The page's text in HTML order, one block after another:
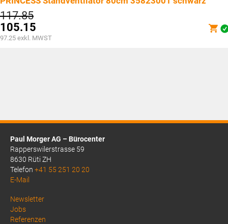
117.85Ursprünglicher
Preis
war:
CHF117.85
105.15
Aktueller
97.25 exkl. MWST
Paul Morger AG – Bürocenter
Rapperswilerstrasse 59
8630 Rüti ZH
Telefon +41 55 251 20 20
E-Mail
Above
Footer
Newsletter
Jobs
Referenzen